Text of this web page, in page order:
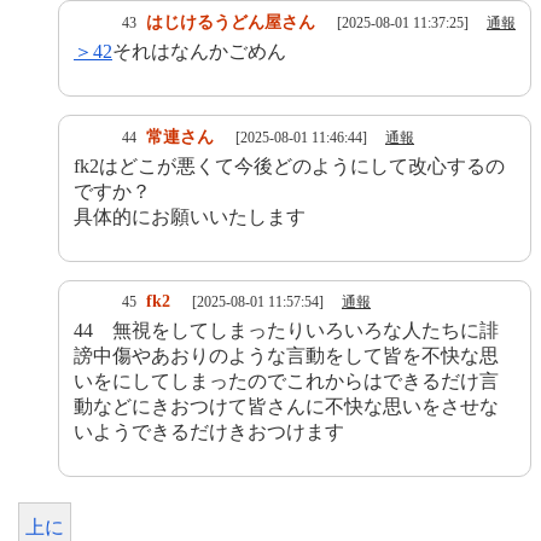
43 はじけるうどん屋さん [2025-08-01 11:37:25] 通報
＞42それはなんかごめん
44 常連さん [2025-08-01 11:46:44] 通報
fk2はどこが悪くて今後どのようにして改心するの
ですか？
具体的にお願いいたします
45 fk2 [2025-08-01 11:57:54] 通報
44 無視をしてしまったりいろいろな人たちに誹
謗中傷やあおりのような言動をして皆を不快な思
いをにしてしまったのでこれからはできるだけ言
動などにきおつけて皆さんに不快な思いをさせな
いようできるだけきおつけます
上に